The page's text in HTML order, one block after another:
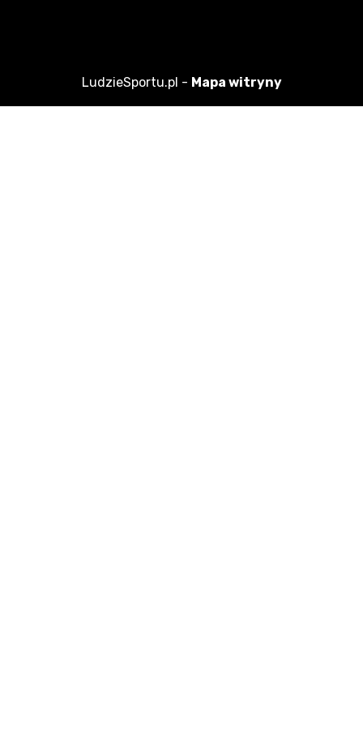
LudzieSportu.pl - Mapa witryny